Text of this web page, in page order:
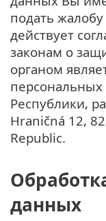
подать
действует
законам о
органом
Республики,
Hraničná 12,
Republic.
данных